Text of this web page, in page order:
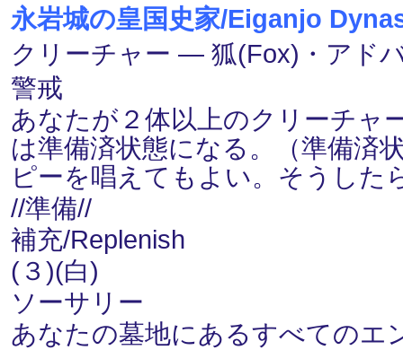
永岩城の皇国史家/Eiganjo
クリーチャー ― 狐(Fox)・アド
警戒
あなたが２体以上のクリーチャ
は準備済状態になる。（準備済
ピーを唱えてもよい。そうした
//準備//
補充/Replenish
(３)(白)
ソーサリー
あなたの墓地にあるすべてのエ